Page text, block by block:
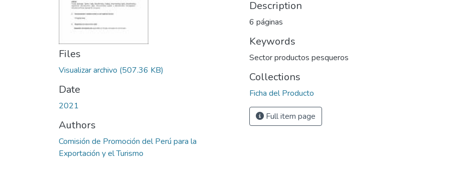
Files
Visualizar archivo (507.36 KB)
Date
2021
Authors
Comisión de Promoción del Perú para la
Exportación y el Turismo
Description
6 páginas
Keywords
Sector productos pesqueros
Collections
Ficha del Producto
Full item page